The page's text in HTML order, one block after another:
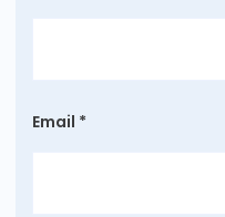
Email *